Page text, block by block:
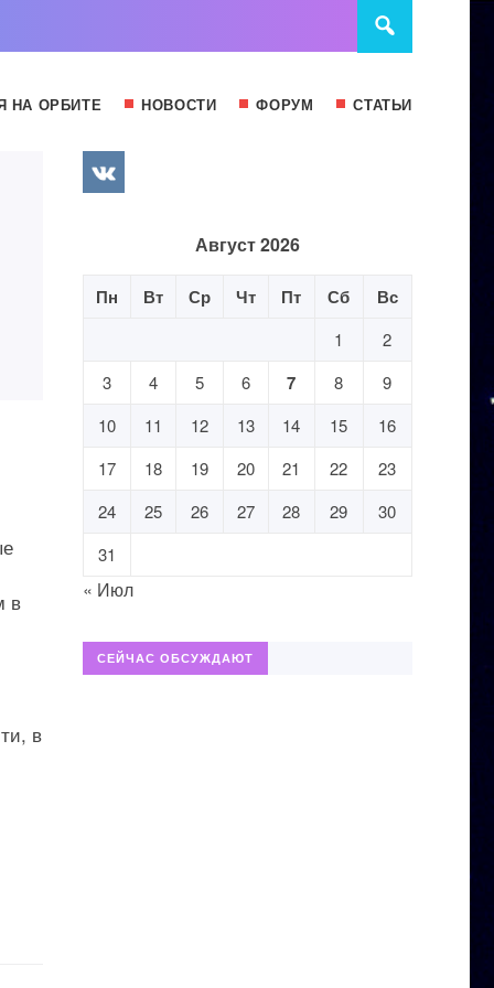
НА ОРБИТЕ НОВОСТИ ФОРУМ СТАТЬИ
в
в
Август 2026
Пн Вт Ср Чт Пт Сб Вс
1
2
3
4 5 6 7 8
9
10
11 12 13 14 15
16
17
18 19 20 21 22
23
24
25 26 27 28 29
30
31
« Июл
СЕЙЧАС ОБСУЖДАЮТ